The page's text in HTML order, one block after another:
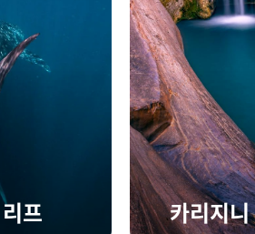
프 카리지